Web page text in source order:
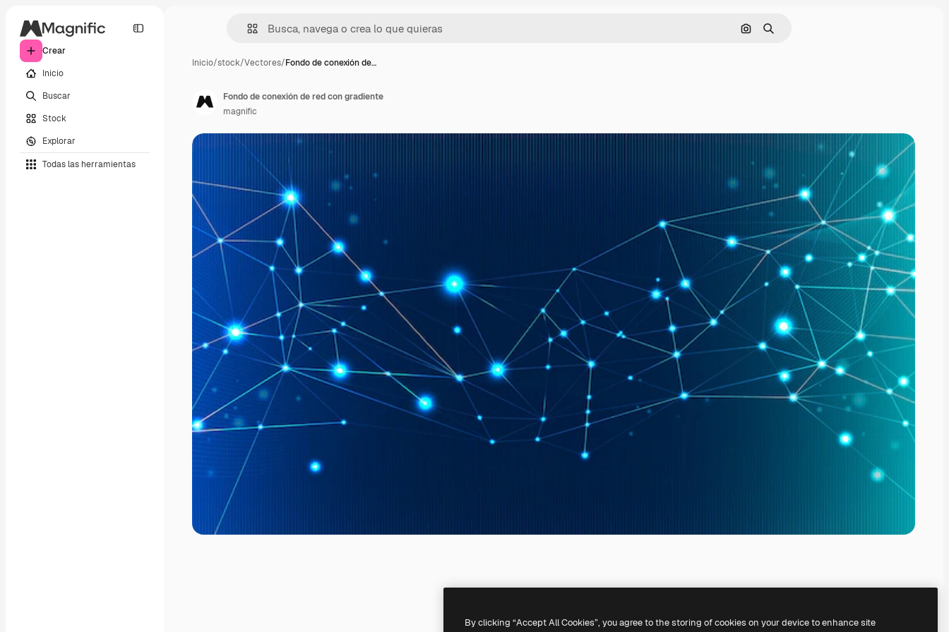
Crear
Inicio
Buscar
Stock
Explorar
Todas las herramientas
Buscar por imagen
Buscar
Inicio/stock/Vectores/Fondo de conexión de…
Fondo de conexión de red con gradiente
magnific
By clicking “Accept All Cookies”, you agree to the storing of cookies on your device to enhance site